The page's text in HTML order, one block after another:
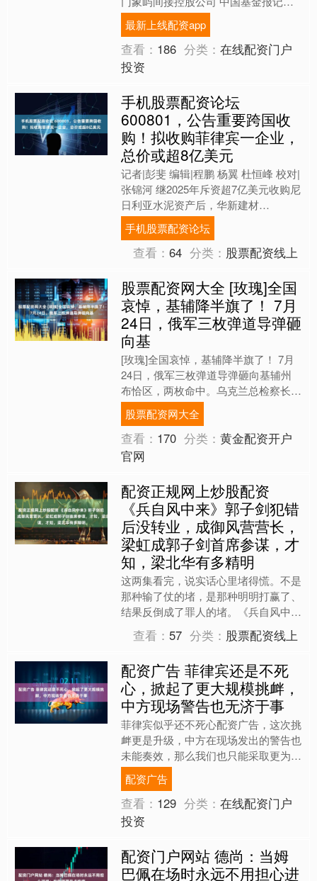
闻言 8月2日晚间，“官方回应青岛大
火”冲上微博热搜首....
最新上线配资app
查看： 186 分类：在线配资门户
投资
手机股票配资论坛
600801，公告重要跨国收
购！拟收购菲律宾一企业，
总价或超8亿美元
记者|彭斐 编辑|程鹏 杨翼 杜恒峰 校对|
张锦河 继2025年斥资超7亿美元收购尼
日利亚水泥资产后，华新建材
（SH600801，股价22.30元，市值
463.....
手机股票配资论坛
查看：64 分类： 股票配资线上
股票配资网大全 [玫瑰]全国
哀悼，基辅降半旗了！ 7月
24日，俄军三枚弹道导弹砸
向基
[玫瑰]全国哀悼，基辅降半旗了！ 7月
24日，俄军三枚弹道导弹砸向基辅州
布恰区，两枚命中。乌克兰总检察长公
布：10人死亡，约100人受伤。基辅地
区宣布7月25日....
股票配资网大全
查看： 170 分类：黄金配资开户
官网
配资正规网上炒股配资
《兵自风中来》郭子剑犯错
后没转业，成御风营营长，
梁虹成郭子剑首席参谋，才
知，梁北华有多精明
这两集看完，说实话心里堵得慌。不是
那种输了仗的堵，是那种明明打赢了、
结果反倒成了罪人的堵。《兵自风中
来》把郭子剑这个人物推到了一个极其
拧巴的位置上——他对了，但....
查看：57 分类： 股票配资线上
配资广告 菲律宾还是不死
心，掀起了更大规模挑衅，
中方现场警告也无济于事
菲律宾似乎还不死心配资广告，这次挑
衅更是升级，中方在现场发出的警告也
未能奏效，那么我们也只能采取更为坚
决的措施了。7月24日，菲律宾再次在
黄岩岛挑起对峙。这一次....
配资广告
查看： 129 分类：在线配资门户
投资
配资门户网站 德尚：当姆
巴佩在场时永远不用担心进